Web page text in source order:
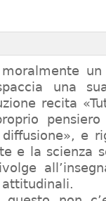
una
recita
e
e la scienza